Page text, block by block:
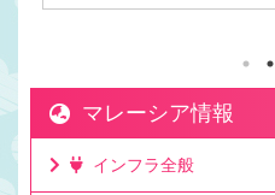
の時差は1時間です。 マ
時。朝6時はまだ真っ暗
お弁当を作るために、マ
てますが、まだ夜中！と
アラルンプールまで飛行
マレーシア情報
インフラ全般